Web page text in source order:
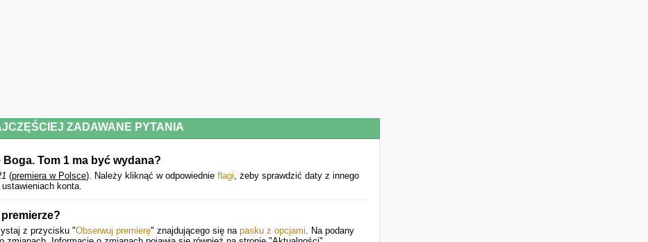
ZADAWANE PYTANIA
Tom 1 ma być wydana?
(premiera w Polsce). Należy kliknąć w odpowiednie flagi, żeby sprawdzić daty z innego
konta.
z przycisku "Obserwuj premierę" znajdującego się na pasku z opcjami. Na podany